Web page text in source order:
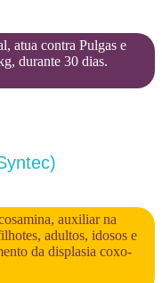
atua contra Pulgas e
durante 30 dias.
auxiliar na
adultos, idosos e
da displasia coxo-